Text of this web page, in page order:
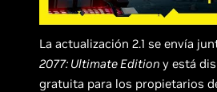
La actualización 2.1 se envía
2077: Ultimate Editiony está
gratuita para los propietarios